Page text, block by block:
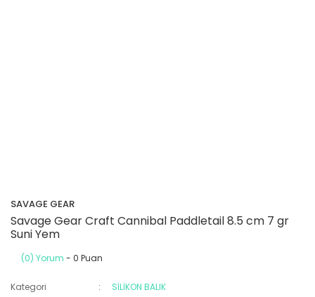
SAVAGE GEAR
Savage Gear Craft Cannibal Paddletail 8.5 cm 7 gr
Suni Yem
(0) Yorum - 0 Puan
Kategori
SİLİKON BALIK